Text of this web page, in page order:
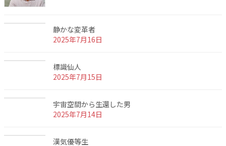
静かな変革者
2025年7月16日
標識仙人
2025年7月15日
宇宙空間から生還した男
2025年7月14日
漢気優等生